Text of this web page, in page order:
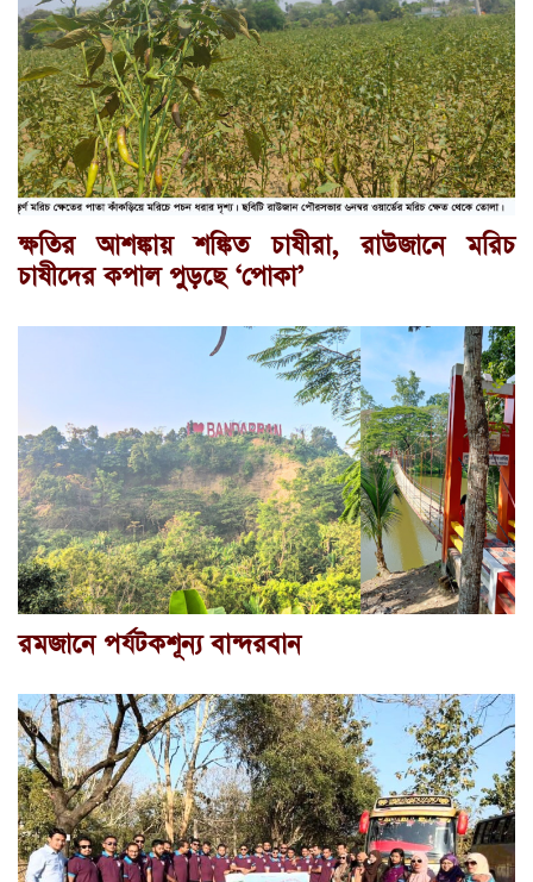
ক্ষতির আশঙ্কায় শঙ্কিত চাষীরা, রাউজানে মরিচ
চাষীদের কপাল পুড়ছে ‘পোকা’
রমজানে পর্যটকশূন্য বান্দরবান